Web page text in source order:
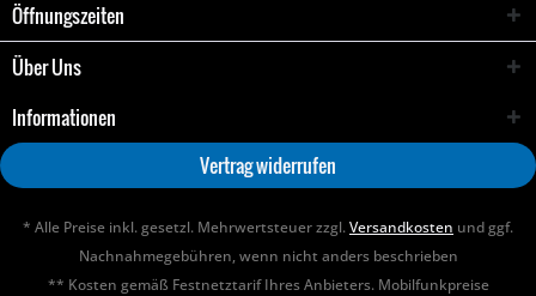
Öffnungszeiten
Über Uns
Informationen
Vertrag widerrufen
* Alle Preise inkl. gesetzl. Mehrwertsteuer zzgl.Versandkosten und ggf.
Nachnahmegebühren, wenn nicht anders beschrieben
** Kosten gemäß Festnetztarif Ihres Anbieters. Mobilfunkpreise